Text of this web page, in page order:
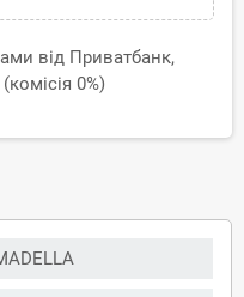
від Приватбанк,
0%)